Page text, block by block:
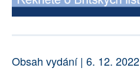
Obsah vydání | 6. 12. 2022